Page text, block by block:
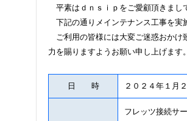
平素はｄｎｓｉｐをご愛顧頂きまし
下記の通りメインテナンス工事を実
ご利用の皆様には大変ご迷惑おかけ
力を賜りますようお願い申し上げます
日 時 ２０２４年１
フレッツ接続サ